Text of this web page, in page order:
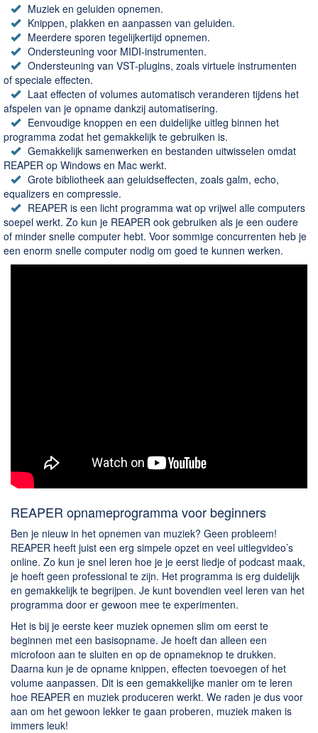
Muziek en geluiden opnemen.
Knippen, plakken en aanpassen van geluiden.
Meerdere sporen tegelijkertijd opnemen.
Ondersteuning voor MIDI-instrumenten.
Ondersteuning van VST-plugins, zoals virtuele instrumenten
of speciale effecten.
Laat effecten of volumes automatisch veranderen tijdens het
afspelen van je opname dankzij automatisering.
Eenvoudige knoppen en een duidelijke uitleg binnen het
programma zodat het gemakkelijk te gebruiken is.
Gemakkelijk samenwerken en bestanden uitwisselen omdat
REAPER op Windows en Mac werkt.
Grote bibliotheek aan geluidseffecten, zoals galm, echo,
equalizers en compressie.
REAPER is een licht programma wat op vrijwel alle computers
soepel werkt. Zo kun je REAPER ook gebruiken als je een oudere
of minder snelle computer hebt. Voor sommige concurrenten heb je
een enorm snelle computer nodig om goed te kunnen werken.
REAPER opnameprogramma voor beginners
Ben je nieuw in het opnemen van muziek? Geen probleem!
REAPER heeft juist een erg simpele opzet en veel uitlegvideo’s
online. Zo kun je snel leren hoe je je eerst liedje of podcast maak,
je hoeft geen professional te zijn. Het programma is erg duidelijk
en gemakkelijk te begrijpen. Je kunt bovendien veel leren van het
programma door er gewoon mee te experimenten.
Het is bij je eerste keer muziek opnemen slim om eerst te
beginnen met een basisopname. Je hoeft dan alleen een
microfoon aan te sluiten en op de opnameknop te drukken.
Daarna kun je de opname knippen, effecten toevoegen of het
volume aanpassen. Dit is een gemakkelijke manier om te leren
hoe REAPER en muziek produceren werkt. We raden je dus voor
aan om het gewoon lekker te gaan proberen, muziek maken is
immers leuk!